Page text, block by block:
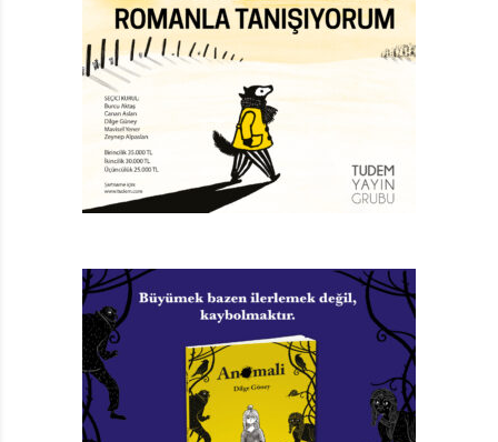
Benim Adım Sıkıntı
Gaye G. Özdamar
Resimleyen: Şeyda Ünal
Yayıma Hazırlayan: Öykü Özçinik
Nesin Yayınları, 32 sayfa